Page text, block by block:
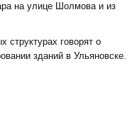
на улице Шолмова и из
структурах говорят о
зданий в Ульяновске.